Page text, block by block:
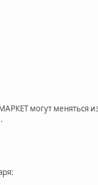
могут меняться